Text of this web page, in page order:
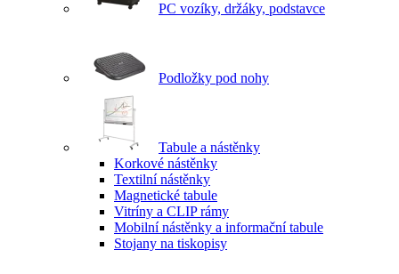
PC vozíky, držáky, podstavce
Podložky pod nohy
Tabule a nástěnky
Korkové nástěnky
Textilní nástěnky
Magnetické tabule
Vitríny a CLIP rámy
Mobilní nástěnky a informační tabule
Stojany na tiskopisy